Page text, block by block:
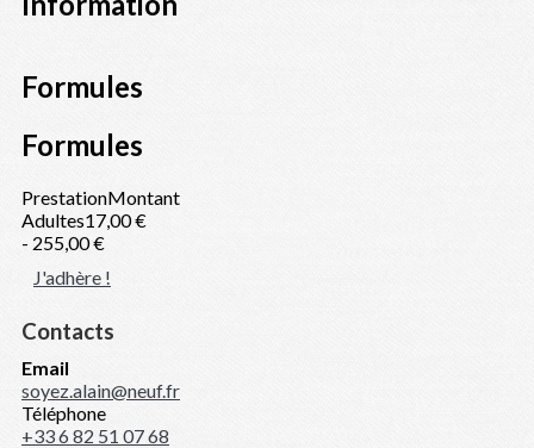
Formules
Formules
PrestationMontant
Adultes17,00 €
- 255,00 €
J'adhère !
Contacts
Email
soyez.alain@neuf.fr
Téléphone
+33 6 82 51 07 68